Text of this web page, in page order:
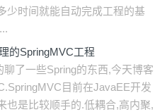
少时间就能自动完成工程的基
的SpringMVC工程
了一些Spring的东西,今天博客
目前在JavaEE开发
也是比较顺手的.低耦合,高内聚,